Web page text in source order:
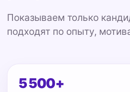
Показываем только
подходят по опыту,
5 500+